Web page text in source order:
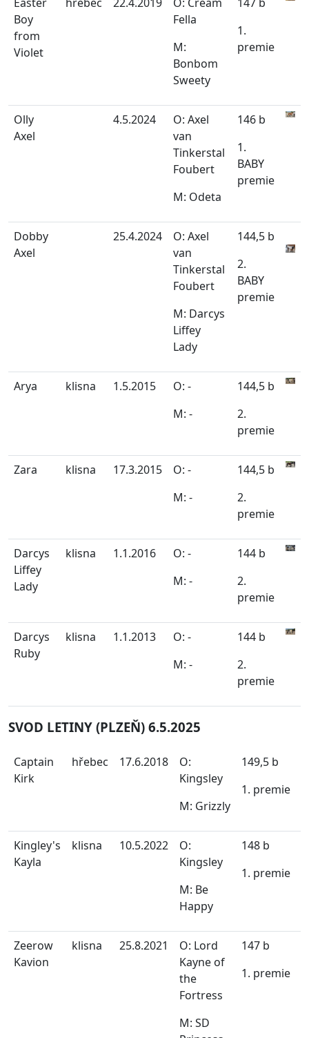
Boy
from
Violet
Fella
M:
Bonbom
Sweety
1.
premie
Olly
Axel
4.5.2024
O: Axel
van
Tinkerstal
Foubert
M: Odeta
146 b
1.
BABY
premie
Dobby
Axel
25.4.2024
O: Axel
van
Tinkerstal
Foubert
M: Darcys
Liffey
Lady
144,5 b
2.
BABY
premie
Arya klisna 1.5.2015
O: -
M: -
144,5 b
2.
premie
Zara klisna 17.3.2015
O: -
M: -
144,5 b
2.
premie
Darcys
Liffey
Lady
klisna 1.1.2016
O: -
M: -
144 b
2.
premie
Darcys
Ruby
klisna 1.1.2013
O: -
M: -
144 b
2.
premie
SVOD LETINY (PLZEŇ) 6.5.2025
Captain
Kirk
hřebec 17.6.2018
O:
Kingsley
M: Grizzly
149,5 b
1. premie
Kingley's
Kayla
klisna 10.5.2022
O:
Kingsley
M: Be
Happy
148 b
1. premie
Zeerow
Kavion
klisna 25.8.2021
O: Lord
Kayne of
the
Fortress
M: SD
147 b
1. premie